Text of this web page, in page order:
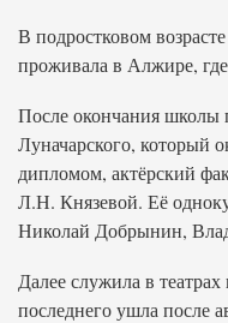
В подростковом
проживала в Алжире, где
После окончания
Луначарского, который
дипломом, актёрский
Л.Н. Князевой. Её
Николай Добрынин,
Далее служила в
последнего ушла после